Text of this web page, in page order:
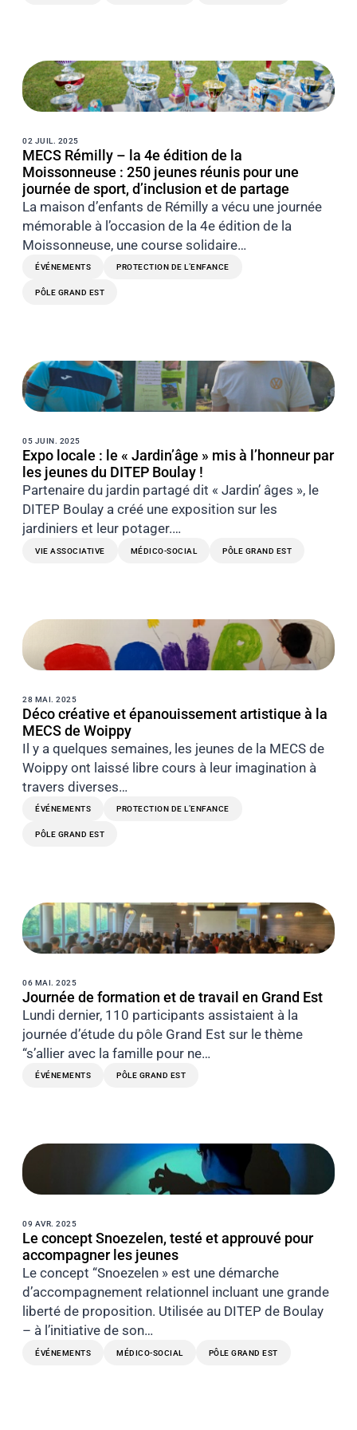
02 JUIL. 2025
MECS Rémilly – la 4e édition de la
Moissonneuse : 250 jeunes réunis pour une
journée de sport, d’inclusion et de partage
La maison d’enfants de Rémilly a vécu une journée
mémorable à l’occasion de la 4e édition de la
Moissonneuse, une course solidaire…
ÉVÉNEMENTS PROTECTION DE L’ENFANCE
PÔLE GRAND EST
05 JUIN. 2025
Expo locale : le « Jardin’âge » mis à l’honneur par
les jeunes du DITEP Boulay !
Partenaire du jardin partagé dit « Jardin’ âges », le
DITEP Boulay a créé une exposition sur les
jardiniers et leur potager.…
VIE ASSOCIATIVE MÉDICO-SOCIAL PÔLE GRAND EST
28 MAI. 2025
Déco créative et épanouissement artistique à la
MECS de Woippy
Il y a quelques semaines, les jeunes de la MECS de
Woippy ont laissé libre cours à leur imagination à
travers diverses…
ÉVÉNEMENTS PROTECTION DE L’ENFANCE
PÔLE GRAND EST
06 MAI. 2025
Journée de formation et de travail en Grand Est
Lundi dernier, 110 participants assistaient à la
journée d’étude du pôle Grand Est sur le thème
“s’allier avec la famille pour ne…
ÉVÉNEMENTS PÔLE GRAND EST
09 AVR. 2025
Le concept Snoezelen, testé et approuvé pour
accompagner les jeunes
Le concept “Snoezelen » est une démarche
d’accompagnement relationnel incluant une grande
liberté de proposition. Utilisée au DITEP de Boulay
– à l’initiative de son…
ÉVÉNEMENTS MÉDICO-SOCIAL PÔLE GRAND EST